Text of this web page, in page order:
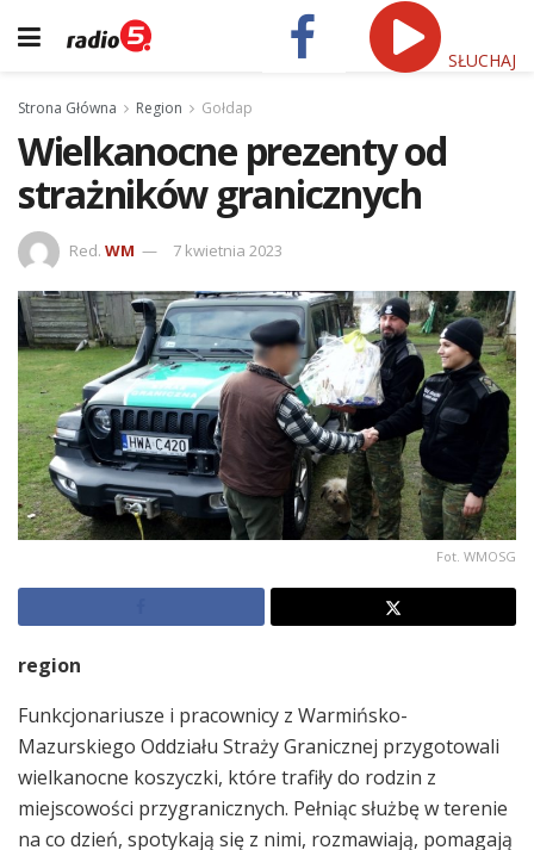
SŁUCHAJ
Strona Główna Region Gołdap
Wielkanocne prezenty od
strażników granicznych
Red. WM 7 kwietnia 2023
Fot. WMOSG
region
Funkcjonariusze i pracownicy z Warmińsko-
Mazurskiego Oddziału Straży Granicznej przygotowali
wielkanocne koszyczki, które trafiły do rodzin z
miejscowości przygranicznych. Pełniąc służbę w terenie
na co dzień, spotykają się z nimi, rozmawiają, pomagają